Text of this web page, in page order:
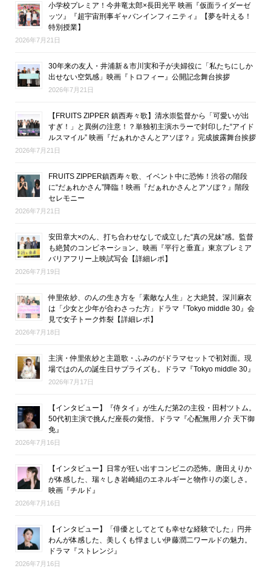
小学校プレミア！今井竜太郎×長田光平 映画『仮面ライダーゼ
ッツ』『超宇宙刑事ギャバンインフィニティ』【夢を叶える！
特別授業】
2026年7月21日
30年来の友人・井浦新＆市川実和子が夫婦役に「私たちにしか
出せない空気感」映画『トロフィー』公開記念舞台挨拶
2026年7月21日
【FRUITS ZIPPER 鎮西寿々歌】清水崇監督から「可愛いが出
すぎ！」と異例の注意！？単独初主演ホラーで封印した“アイド
ルスマイル” 映画『だぁれかさんとアソぼ？』完成披露舞台挨拶
2026年7月21日
FRUITS ZIPPER鎮西寿々歌、イベント中に恐怖！渋谷の階段
に“だぁれかさん”降臨！映画『だぁれかさんとアソぼ？』階段
セレモニー
2026年7月21日
安田章大×のん、打ち合わせなしで成立した“真の兄妹”感。監督
も絶賛のコンビネーション。映画『平行と垂直』東京プレミア
バリアフリー上映試写会【詳細レポ】
2026年7月19日
仲里依紗、のんの生き方を「素敵な人生」と大絶賛。深川麻衣
は「少女と少年が合わさった方」ドラマ『Tokyo middle 30』会
見で女子トーク炸裂【詳細レポ】
2026年7月18日
主演・仲里依紗と主題歌・ふみのがドラマセットで初対面。現
場ではのんの誕生日サプライズも。ドラマ『Tokyo middle 30』
2026年7月17日
【インタビュー】『侍タイ』が生んだ第2の主役・田村ツトム。
50代初主演で挑んだ座長の覚悟。ドラマ『心配無用ノ介 天下御
免』
2026年7月16日
【インタビュー】日常が狂い出すコンビニの恐怖。唐田えりか
が体感した、瑞々しき岩崎組のエネルギーと物作りの楽しさ。
映画『チルド』
2026年7月16日
【インタビュー】「俳優としてとても幸せな経験でした」円井
わんが体感した、美しくも悍ましい伊藤潤二ワールドの魅力。
ドラマ『ストレンジ』
2026年7月16日